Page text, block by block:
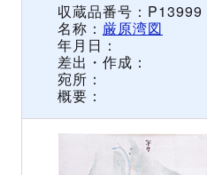
P13999
厳原湾図